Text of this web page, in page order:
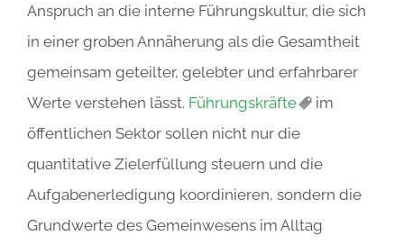
Anspruch an die interne Führungskultur, die sich
in einer groben Annäherung als die Gesamtheit
gemeinsam geteilter, gelebter und erfahrbarer
Werte verstehen lässt. Führungskräfte
im
öffentlichen Sektor sollen nicht nur die
quantitative Zielerfüllung steuern und die
Aufgabenerledigung koordinieren, sondern die
Grundwerte des Gemeinwesens im Alltag